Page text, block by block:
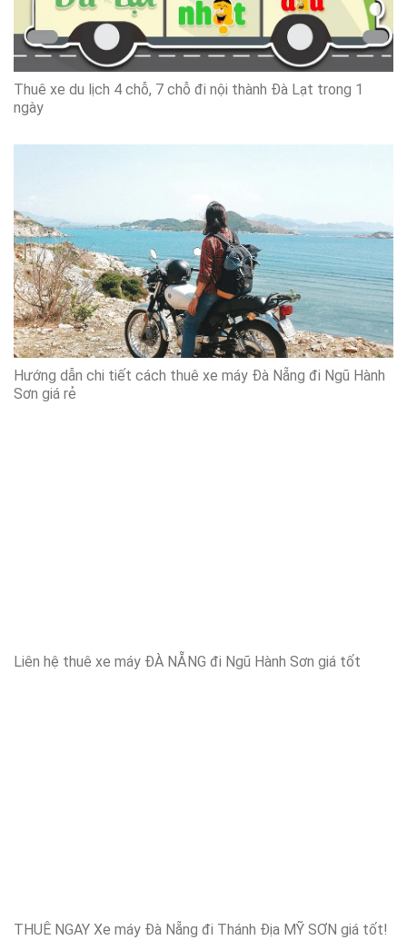
Thuê xe du lịch 4 chỗ, 7 chỗ đi nội thành Đà Lạt trong 1
ngày
Hướng dẫn chi tiết cách thuê xe máy Đà Nẵng đi Ngũ Hành
Sơn giá rẻ
Liên hệ thuê xe máy ĐÀ NẴNG đi Ngũ Hành Sơn giá tốt
THUÊ NGAY Xe máy Đà Nẵng đi Thánh Địa MỸ SƠN giá tốt!